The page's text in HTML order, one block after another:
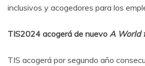
inclusivos y acogedores para los
TIS2024 acogerá de nuevo A World
TIS acogerá por segundo año